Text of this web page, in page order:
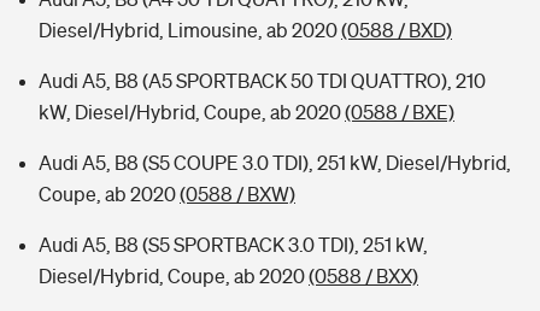
Diesel/Hybrid, Limousine, ab 2020(0588 / BXD)
Audi A5, B8 (A5 SPORTBACK 50 TDI QUATTRO), 210
kW, Diesel/Hybrid, Coupe, ab 2020(0588 / BXE)
Audi A5, B8 (S5 COUPE 3.0 TDI), 251 kW, Diesel/Hybrid,
Coupe, ab 2020(0588 / BXW)
Audi A5, B8 (S5 SPORTBACK 3.0 TDI), 251 kW,
Diesel/Hybrid, Coupe, ab 2020(0588 / BXX)